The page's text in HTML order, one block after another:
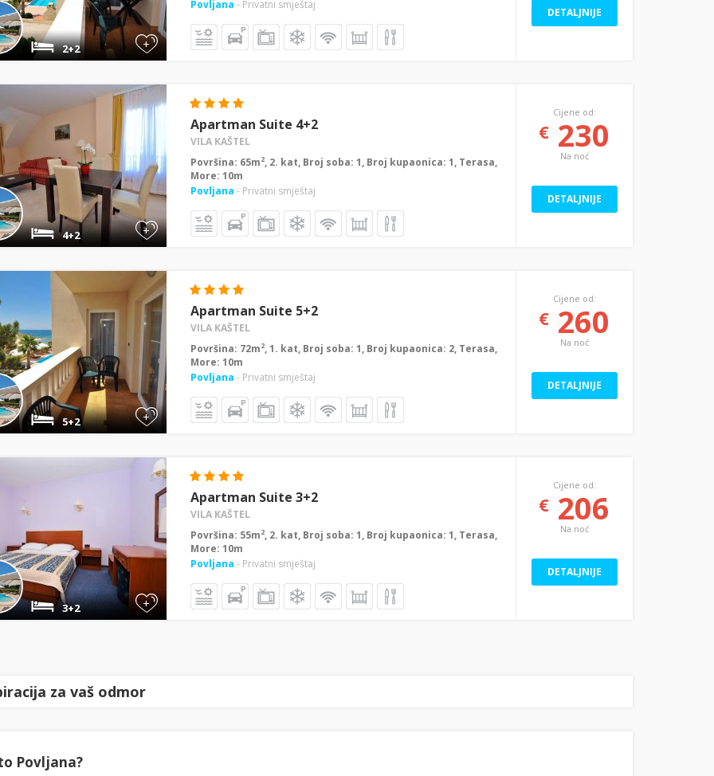
+
2+2
Povljana - Privatni smještaj
DETALJNIJE
+
4+2
Apartman Suite 4+2
VILA KAŠTEL
Površina: 65m2, 2. kat, Broj soba: 1, Broj kupaonica: 1, Terasa,
More: 10m
Povljana - Privatni smještaj
Cijene od:
€ 230
Na noć
DETALJNIJE
+
5+2
Apartman Suite 5+2
VILA KAŠTEL
Površina: 72m2, 1. kat, Broj soba: 1, Broj kupaonica: 2, Terasa,
More: 10m
Povljana - Privatni smještaj
Cijene od:
€ 260
Na noć
DETALJNIJE
+
3+2
Apartman Suite 3+2
VILA KAŠTEL
Površina: 55m2, 2. kat, Broj soba: 1, Broj kupaonica: 1, Terasa,
More: 10m
Povljana - Privatni smještaj
Cijene od:
€ 206
Na noć
DETALJNIJE
za vaš odmor
Povljana?